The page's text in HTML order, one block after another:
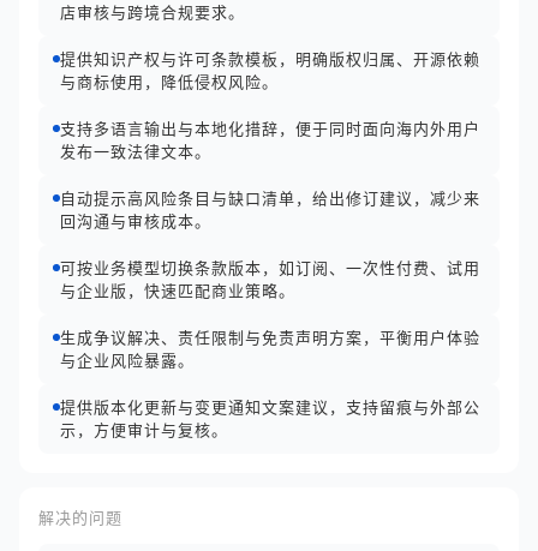
店审核与跨境合规要求。
提供知识产权与许可条款模板，明确版权归属、开源依赖
与商标使用，降低侵权风险。
支持多语言输出与本地化措辞，便于同时面向海内外用户
发布一致法律文本。
自动提示高风险条目与缺口清单，给出修订建议，减少来
回沟通与审核成本。
可按业务模型切换条款版本，如订阅、一次性付费、试用
与企业版，快速匹配商业策略。
生成争议解决、责任限制与免责声明方案，平衡用户体验
与企业风险暴露。
提供版本化更新与变更通知文案建议，支持留痕与外部公
示，方便审计与复核。
解决的问题